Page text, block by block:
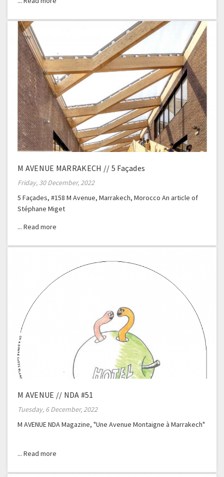
M AVENUE MARRAKECH // 5 Façades
Friday, 30 December, 2022
5 Façades, #158 M Avenue, Marrakech, Morocco An article of
Stéphane Miget
M AVENUE // NDA #51
Tuesday, 6 December, 2022
M AVENUE NDA Magazine, "Une Avenue Montaigne à Marrakech"